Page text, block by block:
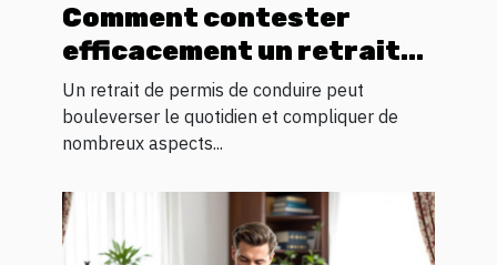
Comment contester
efficacement un retrait
de permis de conduire ?
Un retrait de permis de conduire peut
bouleverser le quotidien et compliquer de
nombreux aspects...